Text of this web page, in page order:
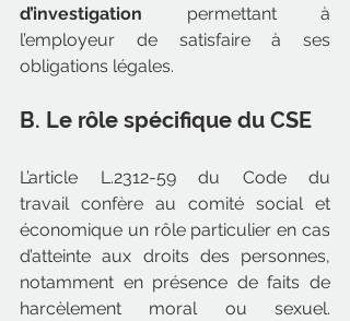
d’investigation permettant à
l’employeur de satisfaire à ses
obligations légales.
B. Le rôle spécifique du CSE
L’article L.2312-59 du Code du
travail confère au comité social et
économique un rôle particulier en cas
d’atteinte aux droits des personnes,
notamment en présence de faits de
harcèlement moral ou sexuel.